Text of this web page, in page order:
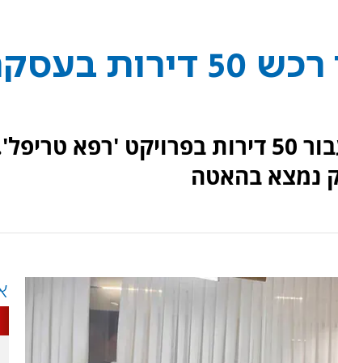
איש עסקים מאשדוד רכש 50 דירות
צחי אבו שילם 156 מיליון שקלים עבור 50 דירות בפרויקט 'רפא
נמצא בהאטה